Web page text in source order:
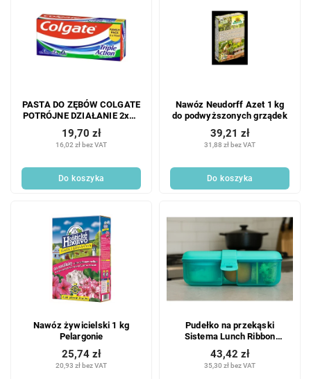
PASTA DO ZĘBÓW COLGATE
POTRÓJNE DZIAŁANIE 2x75
16,02 zł bez VAT
19,70 zł
Do koszyka
Nawóz Neudorff Azet 1 kg
do podwyższonych grządek
31,88 zł bez VAT
39,21 zł
Do koszyka
Nawóz żywicielski 1 kg
Pelargonie
20,93 zł bez VAT
25,74 zł
Pudełko na przekąski
Sistema Lunch Ribbon
Divided Snack Box z
pojemnikiem na jogurt 1,1 l,
miętowe
35,30 zł bez VAT
43,42 zł